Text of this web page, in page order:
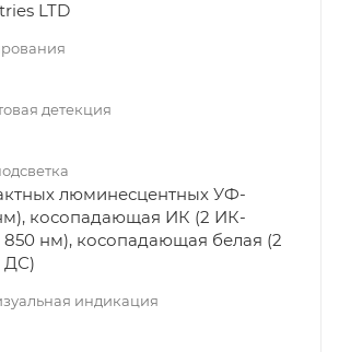
LTD
детекция
люминесцентных УФ-
косопадающая ИК (2 ИК-
850 нм), косопадающая белая (2
ДС)
индикация